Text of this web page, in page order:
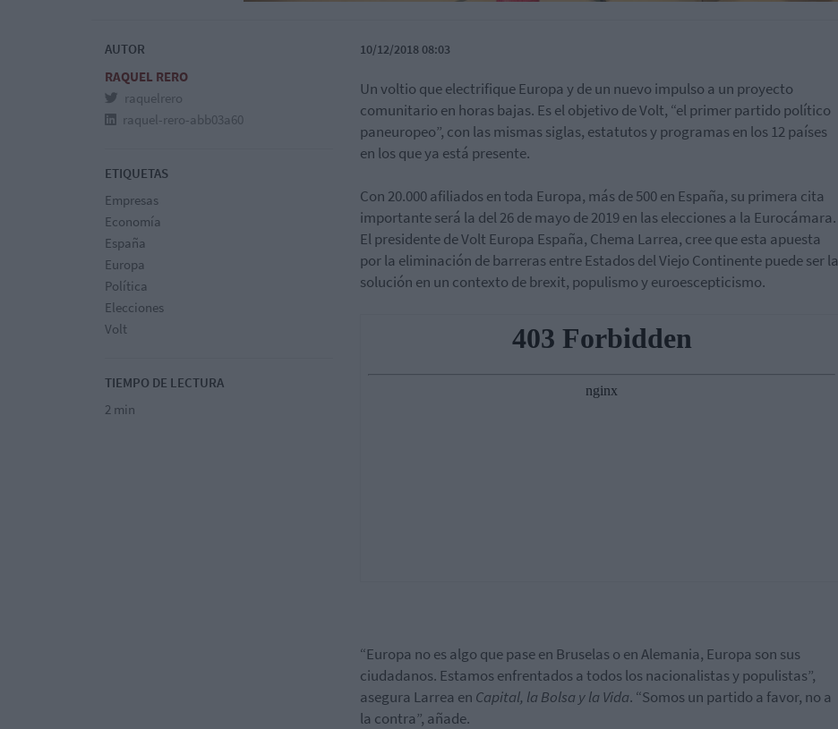
AUTOR
RAQUEL RERO
raquelrero
raquel-rero-abb03a60
ETIQUETAS
Empresas
Economía
España
Europa
Política
Elecciones
Volt
TIEMPO DE LECTURA
2 min
10/12/2018 08:03
Un voltio que electrifique Europa y de un nuevo impulso a un proyecto
comunitario en horas bajas. Es el objetivo de Volt, “el primer partido político
paneuropeo”, con las mismas siglas, estatutos y programas en los 12 países
en los que ya está presente.
Con 20.000 afiliados en toda Europa, más de 500 en España, su primera cita
importante será la del 26 de mayo de 2019 en las elecciones a la Eurocámara.
El presidente de Volt Europa España, Chema Larrea, cree que esta apuesta
por la eliminación de barreras entre Estados del Viejo Continente puede ser la
solución en un contexto de brexit, populismo y euroescepticismo.
“Europa no es algo que pase en Bruselas o en Alemania, Europa son sus
ciudadanos. Estamos enfrentados a todos los nacionalistas y populistas”,
asegura Larrea en Capital, la Bolsa y la Vida. “Somos un partido a favor, no a
la contra”, añade.